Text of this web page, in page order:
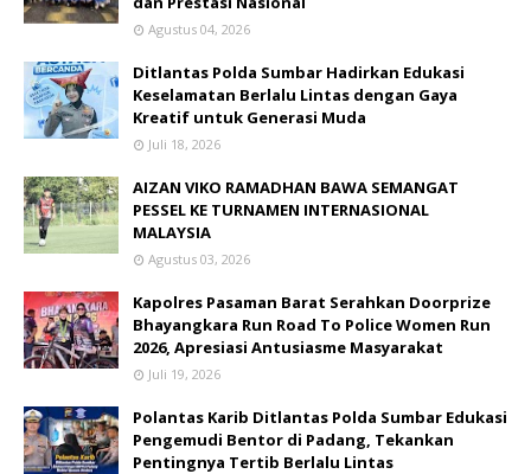
Agustus 04, 2026
Ditlantas Polda Sumbar Hadirkan Edukasi
Keselamatan Berlalu Lintas dengan Gaya
Kreatif untuk Generasi Muda
Juli 18, 2026
AIZAN VIKO RAMADHAN BAWA SEMANGAT
PESSEL KE TURNAMEN INTERNASIONAL
MALAYSIA
Agustus 03, 2026
Kapolres Pasaman Barat Serahkan Doorprize
Bhayangkara Run Road To Police Women Run
2026, Apresiasi Antusiasme Masyarakat
Juli 19, 2026
Polantas Karib Ditlantas Polda Sumbar Edukasi
Pengemudi Bentor di Padang, Tekankan
Pentingnya Tertib Berlalu Lintas